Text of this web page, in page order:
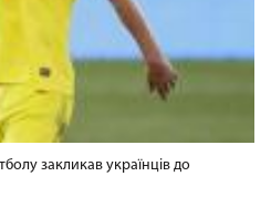
закликав українців до